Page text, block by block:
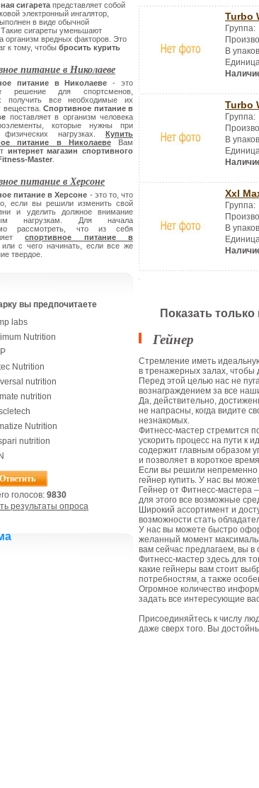
сигарета представляет собой
электронный ингалятор,
в виде обычной
Такие сигареты уменьшают
организм вредных факторов. Это
к тому, чтобы бросить курить
питание в Николаеве
питание в Николаеве - это
решение для спортсменов,
получить все необходимые их
вещества. Спортивное питание в
поставляет в организм человека
которые нужны при
нагрузках. Купить
питание в НиколаевеВам
интернет магазин спортивного
Master
питание в Херсоне
питание в Херсоне - это то, что
если вы решили изменить свой
и уделить должное внимание
нагрузкам. Для начала
рассмотреть, что из себя
спортивное питание в
, или с чего начинать, если все же
твердое.
вы предпочитаете
labs
Nutrition
Nutrition
nutrition
nutrition
Nutrition
nutrition
голосов: 9830
результаты опроса
Turbo
Группа:
В
Turbo
Группа:
В
Xxl
Группа:
В
Показать
Гейнер
Стремление иметь
в тренажерных залах, чтобы
Перед этой целью нас не
вознаграждением за все
Да, действительно,
не напрасны, когда видите
незнакомых.
Фитнесс-мастер стремится
ускорить процесс на пути к
содержит главным образом
и позволяет в короткое
Если вы решили
гейнер купить. У нас вы
Гейнер от Фитнесс-мастера
для этого все возможные
Широкий ассортимент и
возможности стать
У нас вы можете быстро
желанный момент
вам сейчас предлагаем, вы в
Фитнесс-мастер здесь для
какие гейнеры вам стоит
потребностям, а также
Огромное количество
задать все интересующие
Присоединяйтесь к числу
даже сверх того. Вы